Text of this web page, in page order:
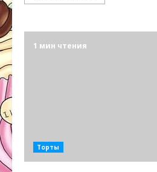
1 мин чтения
Торты